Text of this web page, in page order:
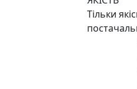
Тільки